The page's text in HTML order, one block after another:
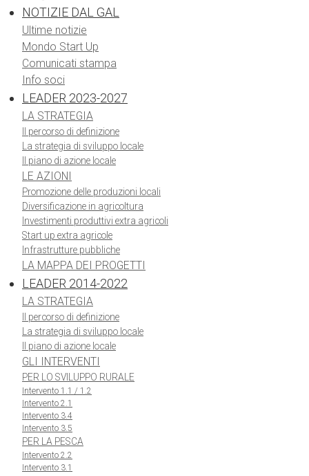
NOTIZIE DAL GAL
Ultime notizie
Mondo Start Up
Comunicati stampa
Info soci
LEADER 2023-2027
LA STRATEGIA
Il percorso di definizione
La strategia di sviluppo locale
Il piano di azione locale
LE AZIONI
Promozione delle produzioni locali
Diversificazione in agricoltura
Investimenti produttivi extra agricoli
Start up extra agricole
Infrastrutture pubbliche
LA MAPPA DEI PROGETTI
LEADER 2014-2022
LA STRATEGIA
Il percorso di definizione
La strategia di sviluppo locale
Il piano di azione locale
GLI INTERVENTI
PER LO SVILUPPO RURALE
Intervento 1.1 / 1.2
Intervento 2.1
Intervento 3.4
Intervento 3.5
PER LA PESCA
Intervento 2.2
Intervento 3.1